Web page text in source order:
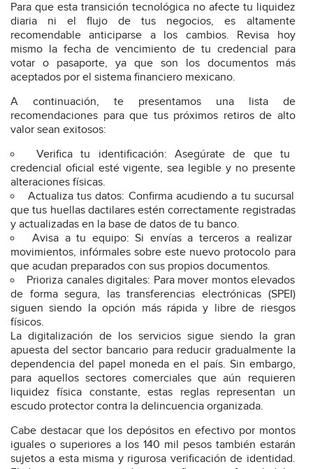
Para que esta transición tecnológica no afecte tu liquidez
diaria ni el flujo de tus negocios, es altamente
recomendable anticiparse a los cambios. Revisa hoy
mismo la fecha de vencimiento de tu credencial para
votar o pasaporte, ya que son los documentos más
aceptados por el sistema financiero mexicano.
A continuación, te presentamos una lista de
recomendaciones para que tus próximos retiros de alto
valor sean exitosos:
Verifica tu identificación: Asegúrate de que tu
credencial oficial esté vigente, sea legible y no presente
alteraciones físicas.
Actualiza tus datos: Confirma acudiendo a tu sucursal
que tus huellas dactilares estén correctamente registradas
y actualizadas en la base de datos de tu banco.
Avisa a tu equipo: Si envías a terceros a realizar
movimientos, infórmales sobre este nuevo protocolo para
que acudan preparados con sus propios documentos.
Prioriza canales digitales: Para mover montos elevados
de forma segura, las transferencias electrónicas (SPEI)
siguen siendo la opción más rápida y libre de riesgos
físicos.
La digitalización de los servicios sigue siendo la gran
apuesta del sector bancario para reducir gradualmente la
dependencia del papel moneda en el país. Sin embargo,
para aquellos sectores comerciales que aún requieren
liquidez física constante, estas reglas representan un
escudo protector contra la delincuencia organizada.
Cabe destacar que los depósitos en efectivo por montos
iguales o superiores a los 140 mil pesos también estarán
sujetos a esta misma y rigurosa verificación de identidad.